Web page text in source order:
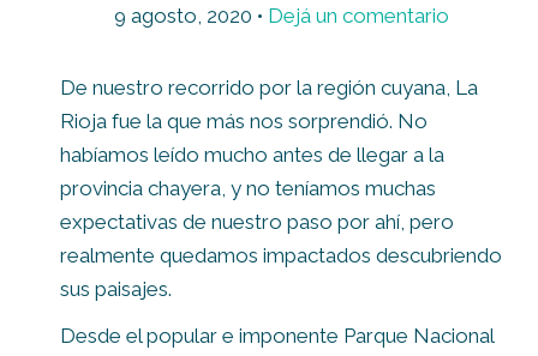
9 agosto, 2020 • Dejá un comentario
De nuestro recorrido por la región cuyana, La
Rioja fue la que más nos sorprendió. No
habíamos leído mucho antes de llegar a la
provincia chayera, y no teníamos muchas
expectativas de nuestro paso por ahí, pero
realmente quedamos impactados descubriendo
sus paisajes.
Desde el popular e imponente Parque Nacional